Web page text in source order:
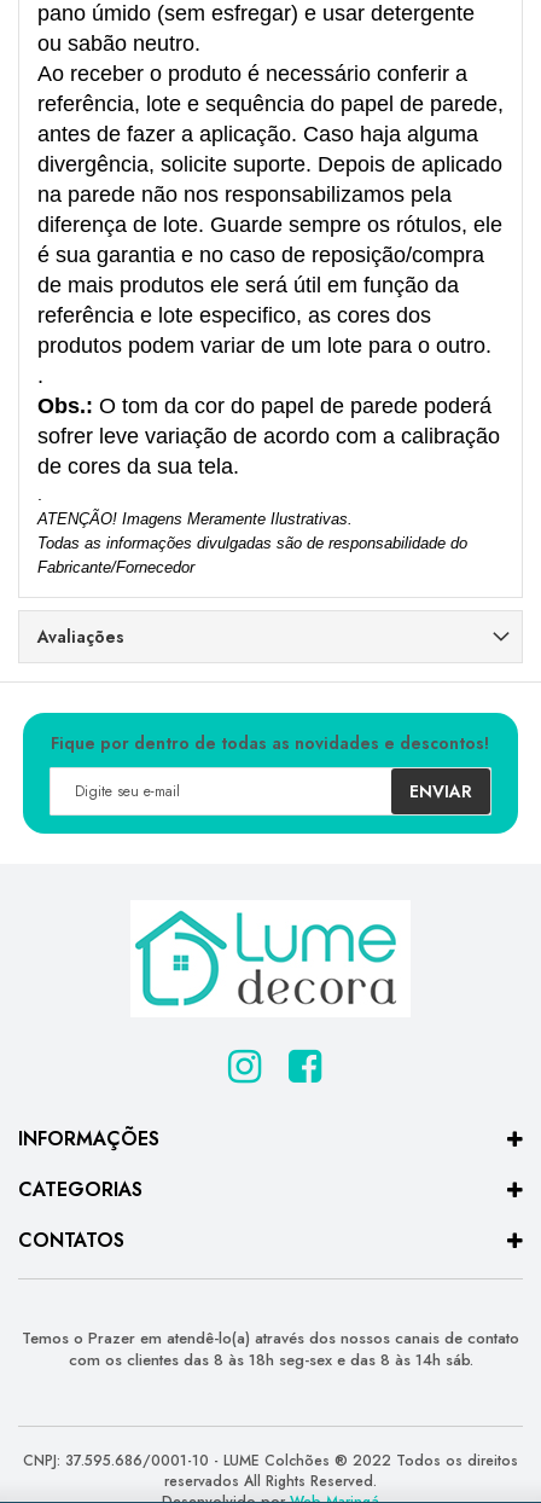
pano úmido (sem esfregar) e usar detergente
ou sabão neutro.
Ao receber o produto é necessário conferir a
referência, lote e sequência do papel de parede,
antes de fazer a aplicação. Caso haja alguma
divergência, solicite suporte. Depois de aplicado
na parede não nos responsabilizamos pela
diferença de lote. Guarde sempre os rótulos, ele
é sua garantia e no caso de reposição/compra
de mais produtos ele será útil em função da
referência e lote especifico, as cores dos
produtos podem variar de um lote para o outro.
.
Obs.: O tom da cor do papel de parede poderá
sofrer leve variação de acordo com a calibração
de cores da sua tela.
ATENÇÃO! Imagens Meramente Ilustrativas.
Todas as informações divulgadas são de responsabilidade do
Fabricante/Fornecedor
Avaliações
Fique por dentro de todas as novidades e descontos!
ENVIAR
INFORMAÇÕES
CATEGORIAS
CONTATOS
Temos o Prazer em atendê-lo(a) através dos nossos canais de contato
com os clientes das 8 às 18h seg-sex e das 8 às 14h sáb.
CNPJ: 37.595.686/0001-10 - LUME Colchões ® 2022 Todos os direitos
reservados All Rights Reserved.